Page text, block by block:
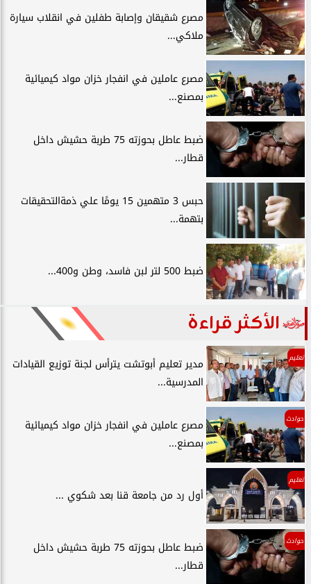
مصرع شقيقان وإصابة طفلين في انقلاب سيارة
ملاكي...
مصرع عاملين في انفجار خزان مواد كيميائية
بمصنع...
ضبط عاطل بحوزته 75 طربة حشيش داخل
قطار...
حبس 3 متهمين 15 يومًا علي ذمةالتحقيقات
بتهمة...
ضبط 500 لتر لبن فاسد، وطن و400...
الأكثر قراءة
تعليم
مدير تعليم أبوتشت يترأس لجنة توزيع القيادات
المدرسية...
حوادث
مصرع عاملين في انفجار خزان مواد كيميائية
بمصنع...
تعليم
أول رد من جامعة قنا بعد شكوي ...
حوادث
ضبط عاطل بحوزته 75 طربة حشيش داخل
قطار...